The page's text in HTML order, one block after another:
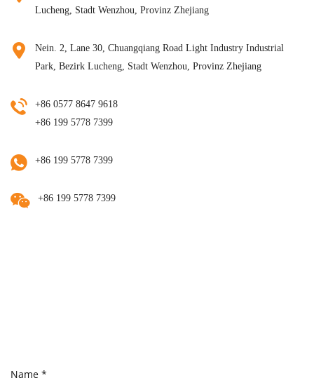
Blogs
Über uns
Lucheng, Stadt Wenzhou, Provinz Zhejiang
Nein. 2, Lane 30, Chuangqiang Road Light Industry Industrial
Park, Bezirk Lucheng, Stadt Wenzhou, Provinz Zhejiang
+86 0577 8647 9618
+86 199 5778 7399
+86 199 5778 7399
+86 199 5778 7399
Name *